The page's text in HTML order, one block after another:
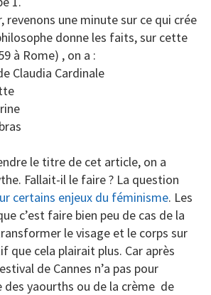
revenons une minute sur ce qui crée
donne les faits, sur cette
à Rome) , on a :
Claudia Cardinale
le titre de cet article, on a
Fallait-il le faire ? La question
certains enjeux du féminisme. Les
c’est faire bien peu de cas de la
le visage et le corps sur
que cela plairait plus. Car après
de Cannes n’a pas pour
yaourths ou de la crème de